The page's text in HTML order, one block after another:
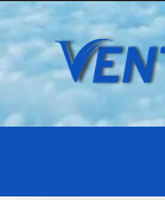
Skip
to
content